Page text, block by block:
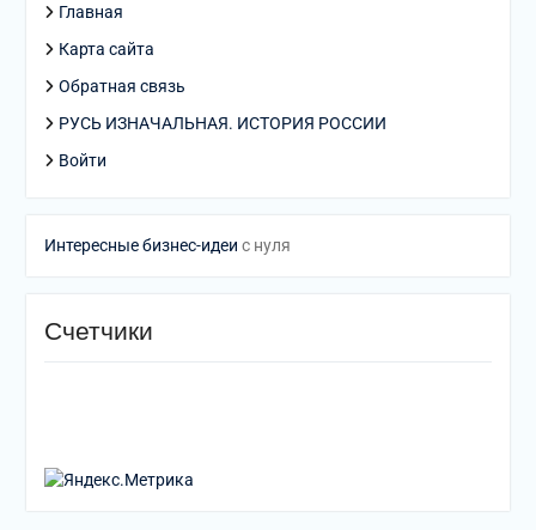
Главная
Карта сайта
Обратная связь
РУСЬ ИЗНАЧАЛЬНАЯ. ИСТОРИЯ РОССИИ
Войти
Интересные бизнес-идеи с нуля
Счетчики